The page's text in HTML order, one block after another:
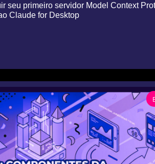
seu primeiro servidor Model Context
Claude for Desktop